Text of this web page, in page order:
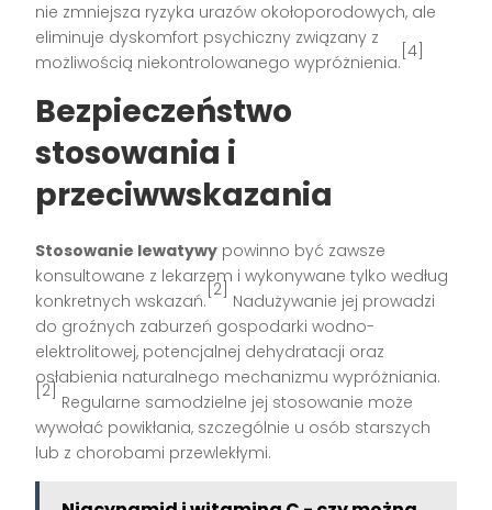
nie zmniejsza ryzyka urazów okołoporodowych, ale
eliminuje dyskomfort psychiczny związany z
możliwością niekontrolowanego wypróżnienia.
[4]
Bezpieczeństwo
stosowania i
przeciwwskazania
Stosowanie lewatywy powinno być zawsze
konsultowane z lekarzem i wykonywane tylko według
konkretnych wskazań.
[2]
Nadużywanie jej prowadzi
do groźnych zaburzeń gospodarki wodno-
elektrolitowej, potencjalnej dehydratacji oraz
osłabienia naturalnego mechanizmu wypróżniania.
[2]
Regularne samodzielne jej stosowanie może
wywołać powikłania, szczególnie u osób starszych
lub z chorobami przewlekłymi.